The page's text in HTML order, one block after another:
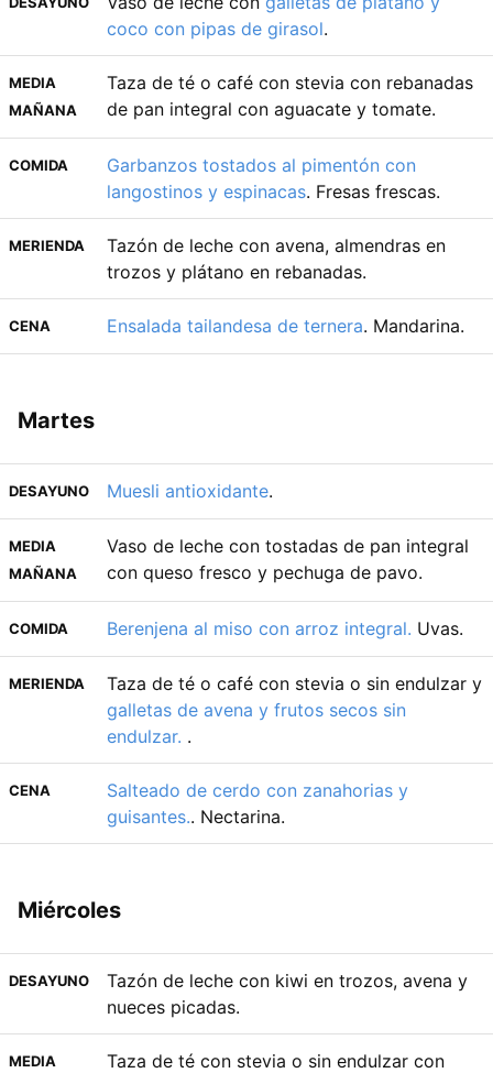
coco con pipas de girasol.
MEDIA
MAÑANA
Taza de té o café con stevia con rebanadas
de pan integral con aguacate y tomate.
COMIDA
Garbanzos tostados al pimentón con
langostinos y espinacas. Fresas frescas.
MERIENDA
Tazón de leche con avena, almendras en
trozos y plátano en rebanadas.
CENA Ensalada tailandesa de ternera. Mandarina.
Martes
DESAYUNO Muesli antioxidante.
MEDIA
MAÑANA
Vaso de leche con tostadas de pan integral
con queso fresco y pechuga de pavo.
COMIDA Berenjena al miso con arroz integral. Uvas.
MERIENDA
Taza de té o café con stevia o sin endulzar y
galletas de avena y frutos secos sin
endulzar. .
CENA
Salteado de cerdo con zanahorias y
guisantes.. Nectarina.
Miércoles
DESAYUNO
Tazón de leche con kiwi en trozos, avena y
nueces picadas.
MEDIA
Taza de té con stevia o sin endulzar con